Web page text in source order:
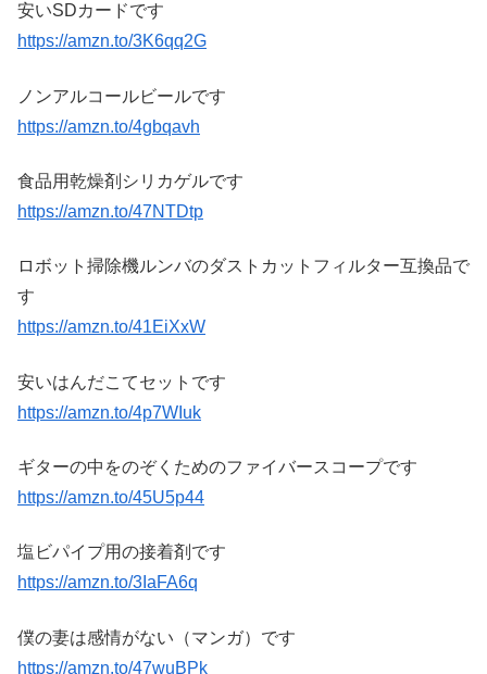
安いSDカードです
https://amzn.to/3K6qq2G
ノンアルコールビールです
https://amzn.to/4gbqavh
食品用乾燥剤シリカゲルです
https://amzn.to/47NTDtp
ロボット掃除機ルンバのダストカットフィルター互換品で
す
https://amzn.to/41EiXxW
安いはんだこてセットです
https://amzn.to/4p7WIuk
ギターの中をのぞくためのファイバースコープです
https://amzn.to/45U5p44
塩ビパイプ用の接着剤です
https://amzn.to/3IaFA6q
僕の妻は感情がない（マンガ）です
https://amzn.to/47wuBPk